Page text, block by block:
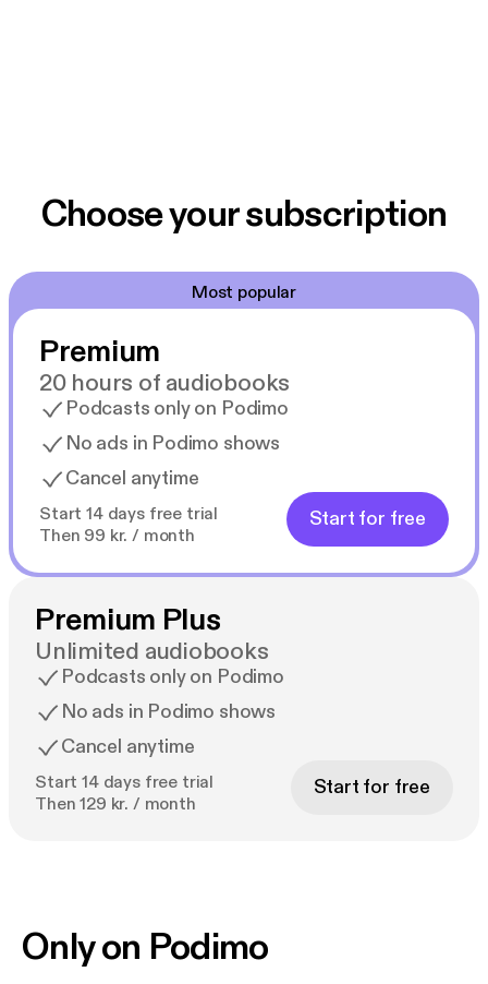
Choose your subscription
Most popular
Premium
20 hours of audiobooks
Podcasts only on Podimo
No ads in Podimo shows
Cancel anytime
Start 14 days free trial
Then 99 kr. / month
Start for free
Premium Plus
Unlimited audiobooks
Podcasts only on Podimo
No ads in Podimo shows
Cancel anytime
Start 14 days free trial
Then 129 kr. / month
Start for free
Only on Podimo